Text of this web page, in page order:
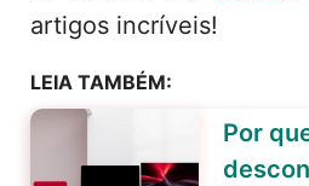
artigos incríveis!
LEIA TAMBÉM:
Por